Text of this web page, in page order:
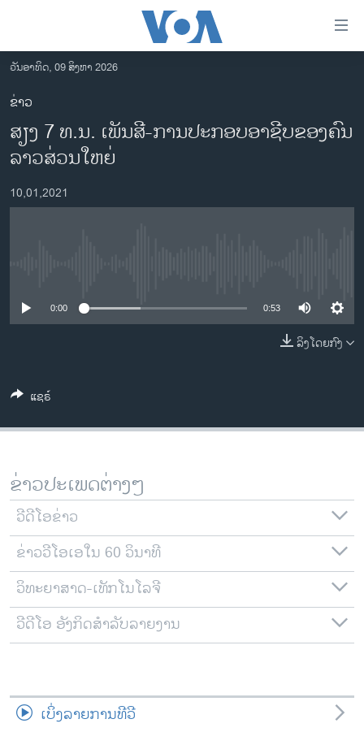
ເຂົ້າ
ຫາ
ຂ້າມ
ຂ້າມ
ຂ້າມ
ໄປ
ຫາ
ຊອກ
ອາເມຣິກາ
ຂ່າວ​ຈີນ
ຊີວິດຊາວລາວ
ທຸລະກິດ
ພາສາອັງກິດ
ສຽງ
ລາຍການກະຈາຍສຽງ
ລາຍງານ
ຕິດຕາມພວກເຮົາ ທີ່
ພາສາຕ່າງໆ
ວັນອາທິດ, 09 ສິງຫາ 2026
ຂ່າວ
ສຽງ 7 ທ.ນ. ເພັນສີ-ການປະກອບອາຊີບຂອງຄົນ
ລາວສ່ວນໃຫຍ່
10,01,2021
0:00 0:53
ລິງໂດຍກົງ
ແຊຣ໌
ຂ່າວປະເພດຕ່າງໆ
ວີດີໂອຂ່າວ
ຂ່າວວີໂອເອໃນ 60 ວິນາທີ
ວິທະຍາສາດ-ເທັກໂນໂລຈີ
ວີດີໂອ ອັງກິດສຳລັບລາຍງານ
ເບິ່ງລາຍການທີວີ